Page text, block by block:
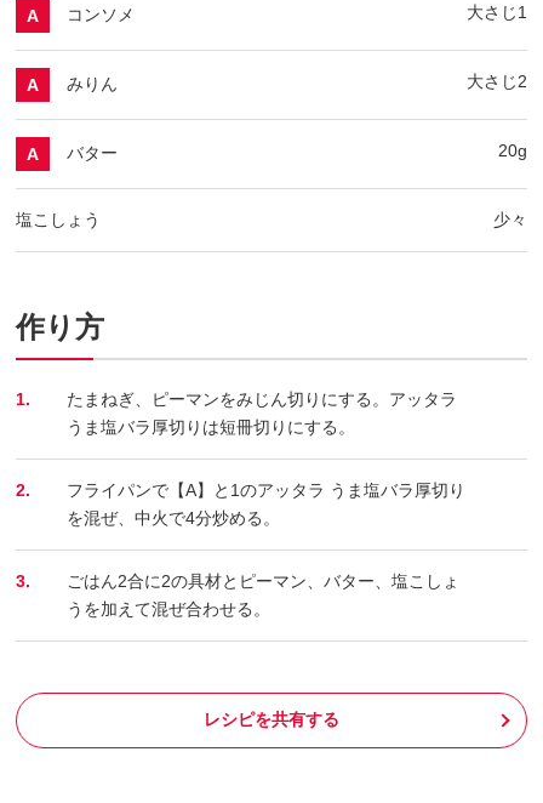
A コンソメ 大さじ1
A みりん 大さじ2
A バター 20g
塩こしょう 少々
作り方
1.
たまねぎ、ピーマンをみじん切りにする。アッタラ
うま塩バラ厚切りは短冊切りにする。
2.
フライパンで【A】と1のアッタラ うま塩バラ厚切り
を混ぜ、中火で4分炒める。
3.
ごはん2合に2の具材とピーマン、バター、塩こしょ
うを加えて混ぜ合わせる。
レシピを共有する